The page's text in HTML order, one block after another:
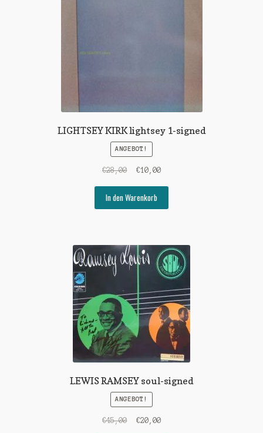
LIGHTSEY KIRK lightsey 1-signed
ANGEBOT!
€28,00
Ursprünglicher
war:
€28,00
€10,00Aktueller
€10,00.
In den Warenkorb
LEWIS RAMSEY soul-signed
ANGEBOT!
€45,00
Ursprünglicher
€20,00Aktueller